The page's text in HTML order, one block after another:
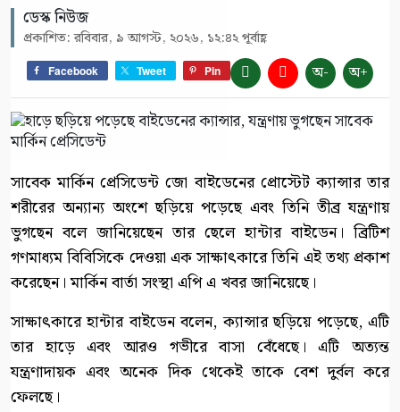
ডেস্ক নিউজ
প্রকাশিত: রবিবার, ৯ আগস্ট, ২০২৬, ১২:৪২ পূর্বাহ্ণ
Facebook Tweet Pin অ- অ+
সাবেক মার্কিন প্রেসিডেন্ট জো বাইডেনের প্রোস্টেট ক্যান্সার তার
শরীরের অন্যান্য অংশে ছড়িয়ে পড়েছে এবং তিনি তীব্র যন্ত্রণায়
ভুগছেন বলে জানিয়েছেন তার ছেলে হান্টার বাইডেন। ব্রিটিশ
গণমাধ্যম বিবিসিকে দেওয়া এক সাক্ষাৎকারে তিনি এই তথ্য প্রকাশ
করেছেন। মার্কিন বার্তা সংস্থা এপি এ খবর জানিয়েছে।
সাক্ষাৎকারে হান্টার বাইডেন বলেন, ক্যান্সার ছড়িয়ে পড়েছে, এটি
তার হাড়ে এবং আরও গভীরে বাসা বেঁধেছে। এটি অত্যন্ত
যন্ত্রণাদায়ক এবং অনেক দিক থেকেই তাকে বেশ দুর্বল করে
ফেলছে।